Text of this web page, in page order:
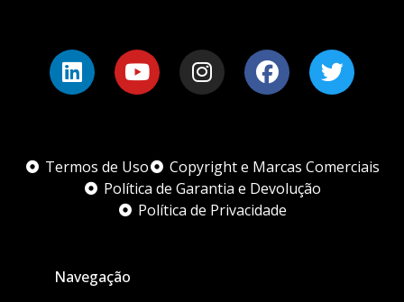
Termos de Uso
Copyright e Marcas Comerciais
Política de Garantia e Devolução
Política de Privacidade
Navegação